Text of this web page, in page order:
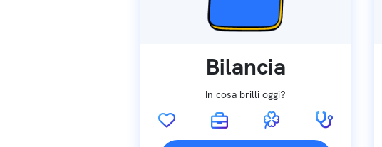
Bilancia
In cosa brilli oggi?